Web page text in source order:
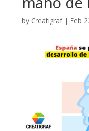
by Creatigraf| Feb